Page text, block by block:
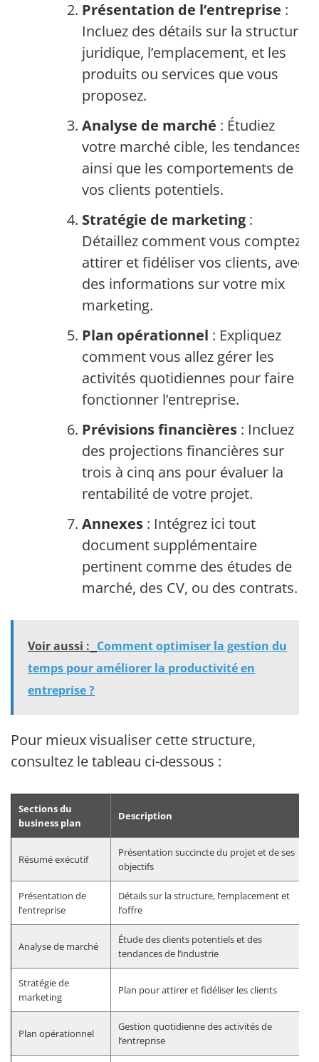
Présentation de l’entreprise :
Incluez des détails sur la structure
juridique, l’emplacement, et les
produits ou services que vous
proposez.
Analyse de marché : Étudiez
votre marché cible, les tendances,
ainsi que les comportements de
vos clients potentiels.
Stratégie de marketing :
Détaillez comment vous comptez
attirer et fidéliser vos clients, avec
des informations sur votre mix
marketing.
Plan opérationnel : Expliquez
comment vous allez gérer les
activités quotidiennes pour faire
fonctionner l’entreprise.
Prévisions financières : Incluez
des projections financières sur
trois à cinq ans pour évaluer la
rentabilité de votre projet.
Annexes : Intégrez ici tout
document supplémentaire
pertinent comme des études de
marché, des CV, ou des contrats.
Voir aussi : Comment optimiser la gestion du
temps pour améliorer la productivité en
entreprise ?
Pour mieux visualiser cette structure,
consultez le tableau ci-dessous :
Sections du
business plan
Description
Résumé exécutif
Présentation succincte du projet et de ses
objectifs
Présentation de
l’entreprise
Détails sur la structure, l’emplacement et
l’offre
Analyse de marché
Étude des clients potentiels et des
tendances de l’industrie
Stratégie de
marketing
Plan pour attirer et fidéliser les clients
Plan opérationnel
Gestion quotidienne des activités de
l’entreprise